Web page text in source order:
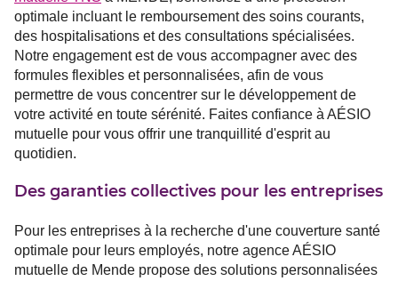
optimale incluant le remboursement des soins courants,
des hospitalisations et des consultations spécialisées.
Notre engagement est de vous accompagner avec des
formules flexibles et personnalisées, afin de vous
permettre de vous concentrer sur le développement de
votre activité en toute sérénité. Faites confiance à AÉSIO
mutuelle pour vous offrir une tranquillité d'esprit au
quotidien.
Des garanties collectives pour les entreprises
Pour les entreprises à la recherche d'une couverture santé
optimale pour leurs employés, notre agence AÉSIO
mutuelle de Mende propose des solutions personnalisées